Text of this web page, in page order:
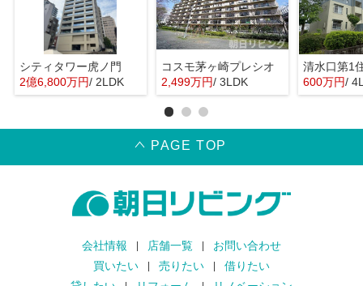
シティタワー虎ノ門
2億6,800万円/ 2LDK
コスモ茅ヶ崎プレシオ
2,499万円/ 3LDK
清水口第1
600万円/
PAGE TOP
会社情報 店舗一覧
お問い合わせ
買いたい
売りたい
借りたい